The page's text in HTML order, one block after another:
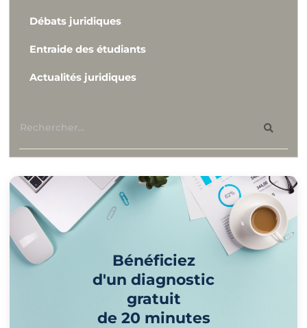
Débats juridiques
Entraide des étudiants
Actualités juridiques
Bénéficiez
d'un diagnostic
gratuit
de 20 minutes